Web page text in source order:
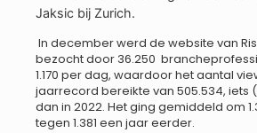
Jaksic bij Zurich.
In december werd de website van
bezocht door 36.250
1.170 per dag, waardoor het aantal
jaarrecord bereikte van 505.534, iets
dan in 2022. Het ging gemiddeld om
tegen 1.381 een jaar eerder.